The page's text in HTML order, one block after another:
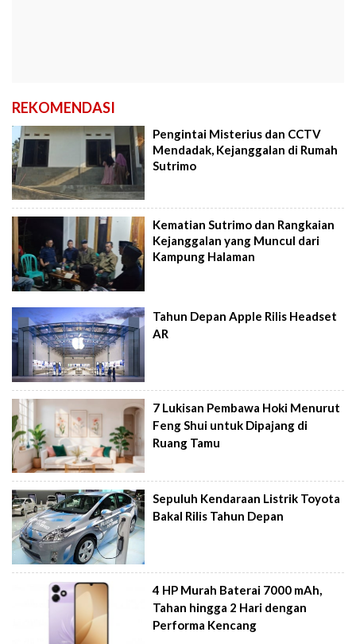
REKOMENDASI
Pengintai Misterius dan CCTV
Mendadak, Kejanggalan di Rumah
Sutrimo
Kematian Sutrimo dan Rangkaian
Kejanggalan yang Muncul dari
Kampung Halaman
Tahun Depan Apple Rilis Headset
AR
7 Lukisan Pembawa Hoki Menurut
Feng Shui untuk Dipajang di
Ruang Tamu
Sepuluh Kendaraan Listrik Toyota
Bakal Rilis Tahun Depan
4 HP Murah Baterai 7000 mAh,
Tahan hingga 2 Hari dengan
Performa Kencang